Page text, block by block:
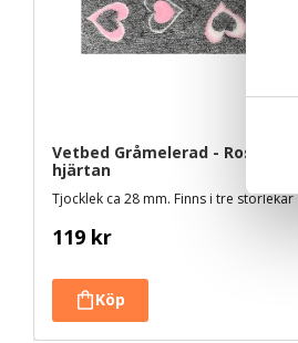
a
m
s
Vetbed Gråmelerad - Rosa/vita
hjärtan
Tjocklek ca 28 mm. Finns i tre storlekar
119 kr